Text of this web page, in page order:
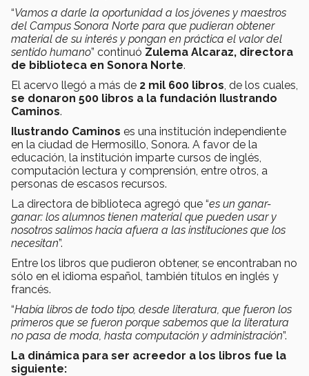
“Vamos a darle la oportunidad a los jóvenes y maestros
del Campus Sonora Norte para que pudieran obtener
material de su interés y pongan en práctica el valor del
sentido humano” continuó Zulema Alcaraz, directora
de biblioteca en Sonora Norte.
El acervo llegó a más de 2 mil 600 libros , de los cuales,
se donaron 500 libros a la fundación Ilustrando
Caminos.
Ilustrando Caminos es una institución independiente
en la ciudad de Hermosillo, Sonora. A favor de la
educación, la institución imparte cursos de inglés,
computación lectura y comprensión, entre otros, a
personas de escasos recursos.
La directora de biblioteca agregó que “es un ganar-
ganar: los alumnos tienen material que pueden usar y
nosotros salimos hacia afuera a las instituciones que los
necesitan”.
Entre los libros que pudieron obtener, se encontraban no
sólo en el idioma español, también títulos en inglés y
francés.
“Había libros de todo tipo, desde literatura, que fueron los
primeros que se fueron porque sabemos que la literatura
no pasa de moda, hasta computación y administración”.
La dinámica para ser acreedor a los libros fue la
siguiente: